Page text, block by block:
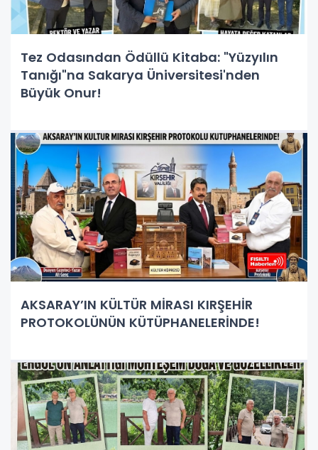
Tez Odasından Ödüllü Kitaba: "Yüzyılın
Tanığı"na Sakarya Üniversitesi'nden
Büyük Onur!
AKSARAY’IN KÜLTÜR MİRASI KIRŞEHİR
PROTOKOLÜNÜN KÜTÜPHANELERİNDE!